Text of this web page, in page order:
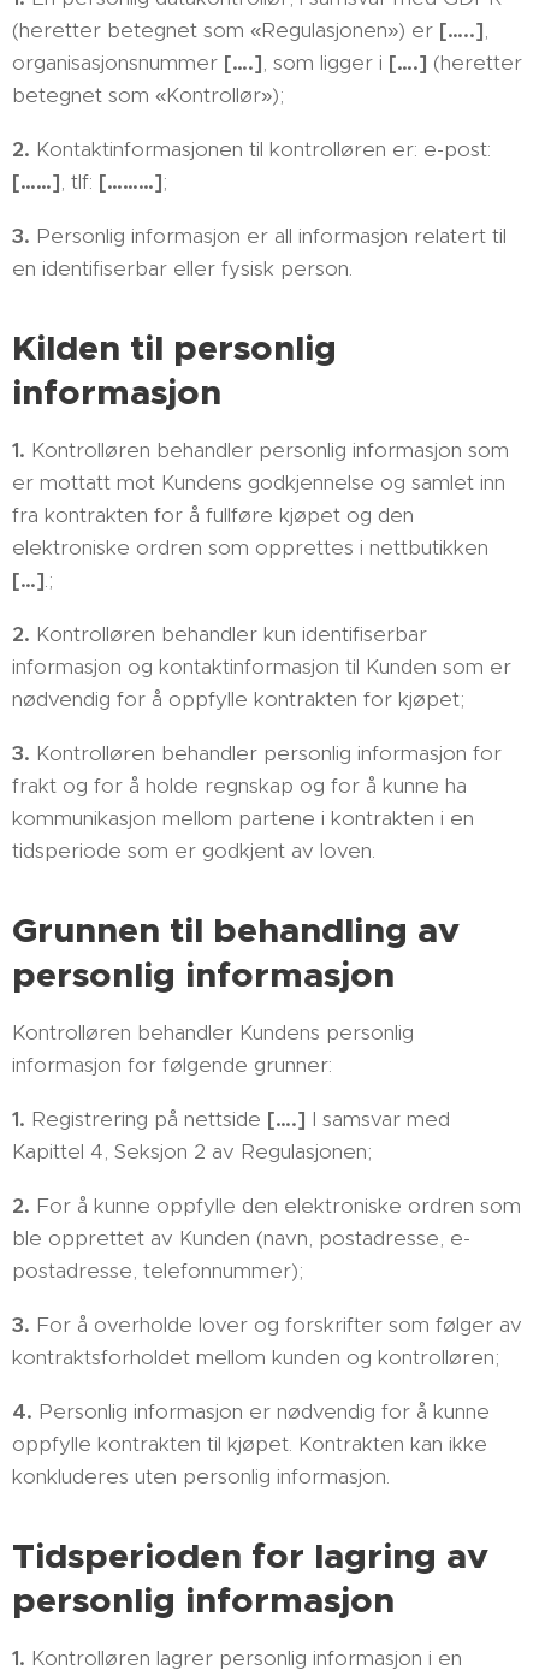
(heretter betegnet som «Regulasjonen») er […..],
organisasjonsnummer [….], som ligger i [….] (heretter
betegnet som «Kontrollør»);
2. Kontaktinformasjonen til kontrolløren er: e-post:
[……], tlf: [………];
3. Personlig informasjon er all informasjon relatert til
en identifiserbar eller fysisk person.
Kilden til personlig
informasjon
1. Kontrolløren behandler personlig informasjon som
er mottatt mot Kundens godkjennelse og samlet inn
fra kontrakten for å fullføre kjøpet og den
elektroniske ordren som opprettes i nettbutikken
[…].;
2. Kontrolløren behandler kun identifiserbar
informasjon og kontaktinformasjon til Kunden som er
nødvendig for å oppfylle kontrakten for kjøpet;
3. Kontrolløren behandler personlig informasjon for
frakt og for å holde regnskap og for å kunne ha
kommunikasjon mellom partene i kontrakten i en
tidsperiode som er godkjent av loven.
Grunnen til behandling av
personlig informasjon
Kontrolløren behandler Kundens personlig
informasjon for følgende grunner:
1. Registrering på nettside [….] I samsvar med
Kapittel 4, Seksjon 2 av Regulasjonen;
2. For å kunne oppfylle den elektroniske ordren som
ble opprettet av Kunden (navn, postadresse, e-
postadresse, telefonnummer);
3. For å overholde lover og forskrifter som følger av
kontraktsforholdet mellom kunden og kontrolløren;
4. Personlig informasjon er nødvendig for å kunne
oppfylle kontrakten til kjøpet. Kontrakten kan ikke
konkluderes uten personlig informasjon.
Tidsperioden for lagring av
personlig informasjon
1. Kontrolløren lagrer personlig informasjon i en